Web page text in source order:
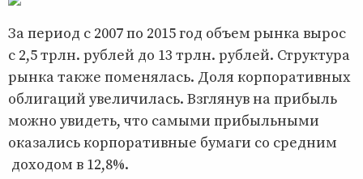
За период с 2007 по 2015 год объем рынка вырос
с 2,5 трлн. рублей до 13 трлн. рублей. Структура
рынка также поменялась. Доля корпоративных
облигаций увеличилась. Взглянув на прибыль
можно увидеть, что самыми прибыльными
оказались корпоративные бумаги со средним
доходом в 12,8%.